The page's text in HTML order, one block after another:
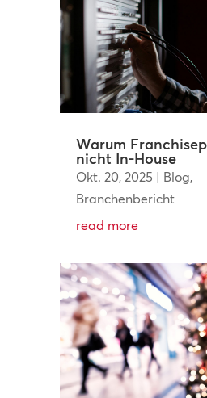
Warum
nicht In-House
Okt. 20, 2025 | Blog,
Branchenbericht
read more